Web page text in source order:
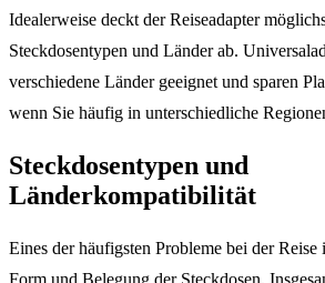
Idealerweise deckt der Reiseadapter
Steckdosentypen und Länder ab.
verschiedene Länder geeignet und sparen
wenn Sie häufig in unterschiedliche
Steckdosentypen und
Länderkompatibilität
Eines der häufigsten Probleme bei der Reise
Form und Belegung der Steckdosen.